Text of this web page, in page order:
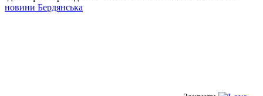
новини Бердянська